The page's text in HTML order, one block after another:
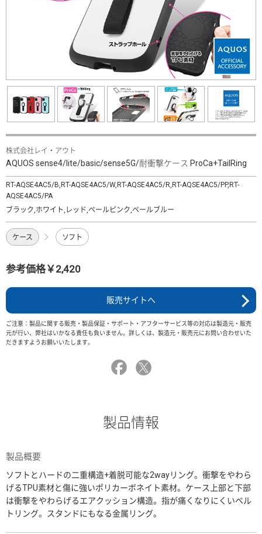
株式会社レイ・アウト
AQUOS sense4/lite/basic/sense5G/耐衝撃ケース ProCa+TailRing
RT-AQSE4AC5/B,RT-AQSE4AC5/W,RT-AQSE4AC5/R,RT-AQSE4AC5/PP,RT-
AQSE4AC5/PA
ブラック,ホワイト,レッド,ペールピンク,ペールブルー
ケース ソフト
参考価格￥2,420
販売サイトへ
ご注意：製品に関する販売・製品保証・サポート・アフターサービス等の対応は製造元・販売
元が行い、弊社はいかなる責任も負いません。詳しくは、製造元・販売元にお問い合わせいた
だきますようお願いいたします。
製品情報
製品概要
ソフトとハードの二重構造+着脱可能な2wayリング。衝撃をやわら
げるTPU素材と傷に強いポリカーボネイト素材。ケース上部と下部
は衝撃をやわらげるエアクッション構造。指が痛くなりにくいベル
トリング。スタンドにもなる金属リング。